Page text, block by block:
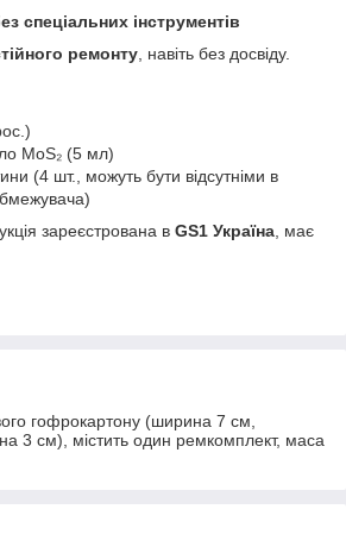
спеціальних інструментів
ремонту , навіть без досвіду.
MoS₂ (5 мл)
(4 шт., можуть бути відсутніми в
зареєстрована в GS1 Україна , має
гофрокартону (ширина 7 см,
3 см), містить один ремкомплект, маса